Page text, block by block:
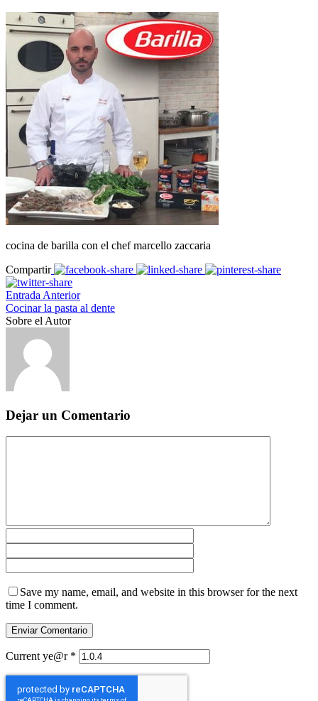
cocina de barilla con el chef marcello zaccaria
Compartir
Entrada Anterior
Cocinar la pasta al dente
Sobre el Autor
Dejar un Comentario
Save my name, email, and website in this browser for the next
time I comment.
Current ye@r *